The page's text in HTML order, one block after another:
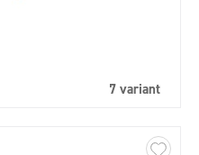
7 variant